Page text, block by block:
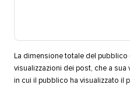
La dimensione totale del
visualizzazioni dei post, che a
in cui il pubblico ha visualizzato il